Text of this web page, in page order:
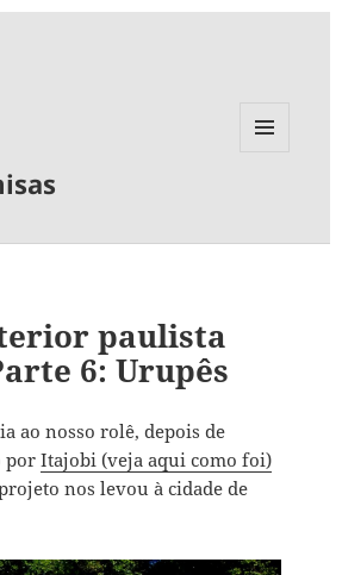
paulista
6: Urupês
ao nosso rolê, depois de
porItajobi (veja aqui como foi)
nos levou à cidade de